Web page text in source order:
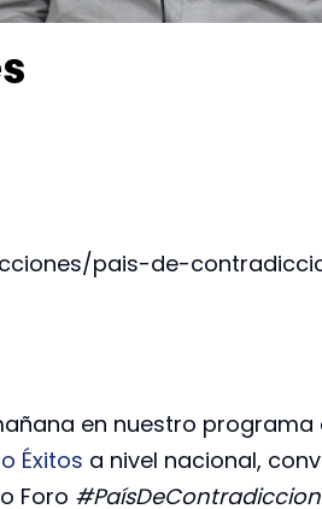
pais-de-
en nuestro programa
Éxitos a nivel nacional,
Foro